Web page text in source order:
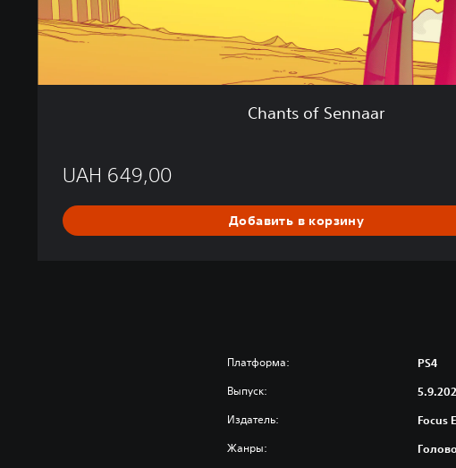
a
Chants of Sennaar
UAH 649,00
Добавить в корзину
Платформа: PS4
Выпуск:
Издатель: Focus
Жанры: